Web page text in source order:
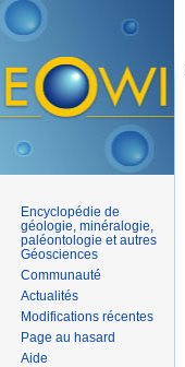
Encyclopédie de
géologie, minéralogie,
paléontologie et autres
Géosciences
Communauté
Actualités
Modifications récentes
Page au hasard
Aide